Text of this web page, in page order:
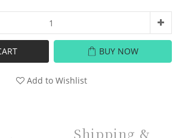
BUY NOW
Add to Wishlist
Shipping &